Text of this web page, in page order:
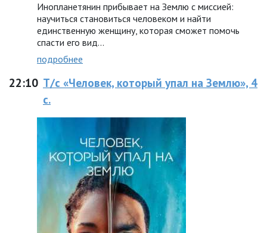
Инопланетянин прибывает на Землю с миссией:
научиться становиться человеком и найти
единственную женщину, которая сможет помочь
спасти его вид...
подробнее
22:10 Т/с «Человек, который упал на Землю», 4
с.